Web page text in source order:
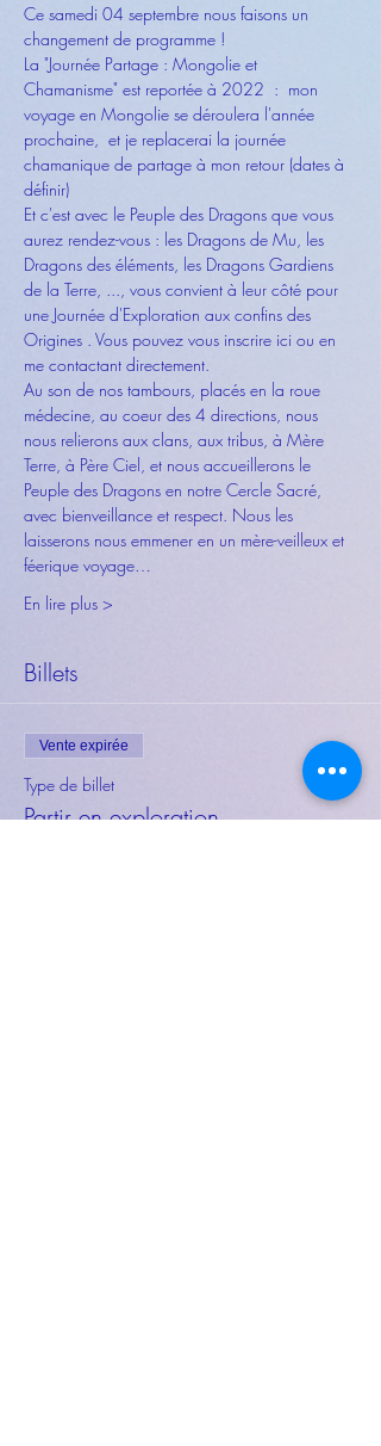
Ce samedi 04 septembre nous faisons un
changement de programme !
La "Journée Partage : Mongolie et
Chamanisme" est reportée à 2022  :  mon
voyage en Mongolie se déroulera l'année
prochaine,  et je replacerai la journée
chamanique de partage à mon retour (dates à
définir)
Et c'est avec le Peuple des Dragons que vous
aurez rendez-vous : les Dragons de Mu, les
Dragons des éléments, les Dragons Gardiens
de la Terre, ..., vous convient à leur côté pour
une Journée d'Exploration aux confins des
Origines . Vous pouvez vous inscrire ici ou en
me contactant directement.
Au son de nos tambours, placés en la roue
médecine, au coeur des 4 directions, nous
nous relierons aux clans, aux tribus, à Mère
Terre, à Père Ciel, et nous accueillerons le
Peuple des Dragons en notre Cercle Sacré,
avec bienveillance et respect. Nous les
laisserons nous emmener en un mère-veilleux et
féerique voyage…
En lire plus >
Billets
Vente expirée
Type de billet
Partir en exploration ...